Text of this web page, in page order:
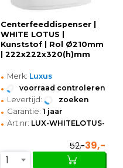
Centerfeeddispenser |
WHITE LOTUS |
Kunststof | Rol Ø210mm
| 222x222x320(h)mm
• Merk: Luxus
• voorraad controleren
• Levertijd: zoeken
• Garantie: 1 jaar
• Art.nr: LUX-WHITELOTUS-
52,-39,-
1